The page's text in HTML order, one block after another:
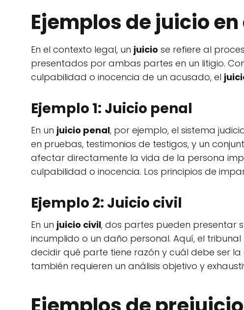
Ejemplos de juicio
En el contexto legal, un juicio se refiere al
presentados por ambas partes en un litigio.
culpabilidad o inocencia de un acusado, el
Ejemplo 1: Juicio penal
En un juicio penal, por ejemplo, el sistema
en pruebas, testimonios de testigos, y un
afectar directamente la vida de la persona
culpabilidad o inocencia. Los principios de
Ejemplo 2: Juicio civil
En un juicio civil, dos partes pueden presentar
incumplido o un daño personal. Aquí, el
decidir qué parte tiene razón y cuál debe ser
también requieren un análisis objetivo y